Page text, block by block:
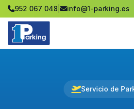
952 067 048 info@1-parking.es
Servicio de